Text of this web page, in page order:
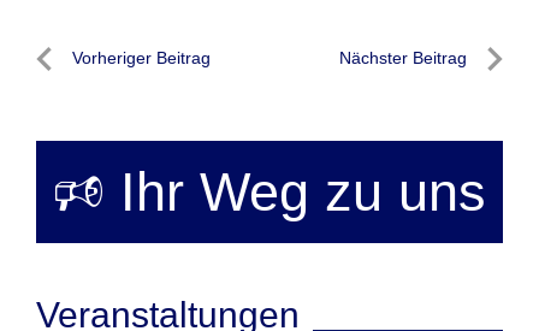
Beitragsnavigation
Vorheriger Beitrag Nächster Beitrag
🕫 Ihr Weg zu uns
Veranstaltungen